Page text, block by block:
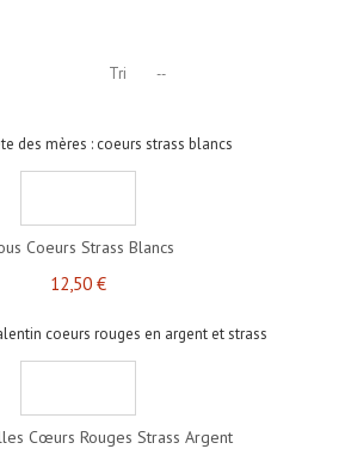
Tri --
Coeurs Strass Blancs
12,50 €
Cœurs Rouges Strass Argent